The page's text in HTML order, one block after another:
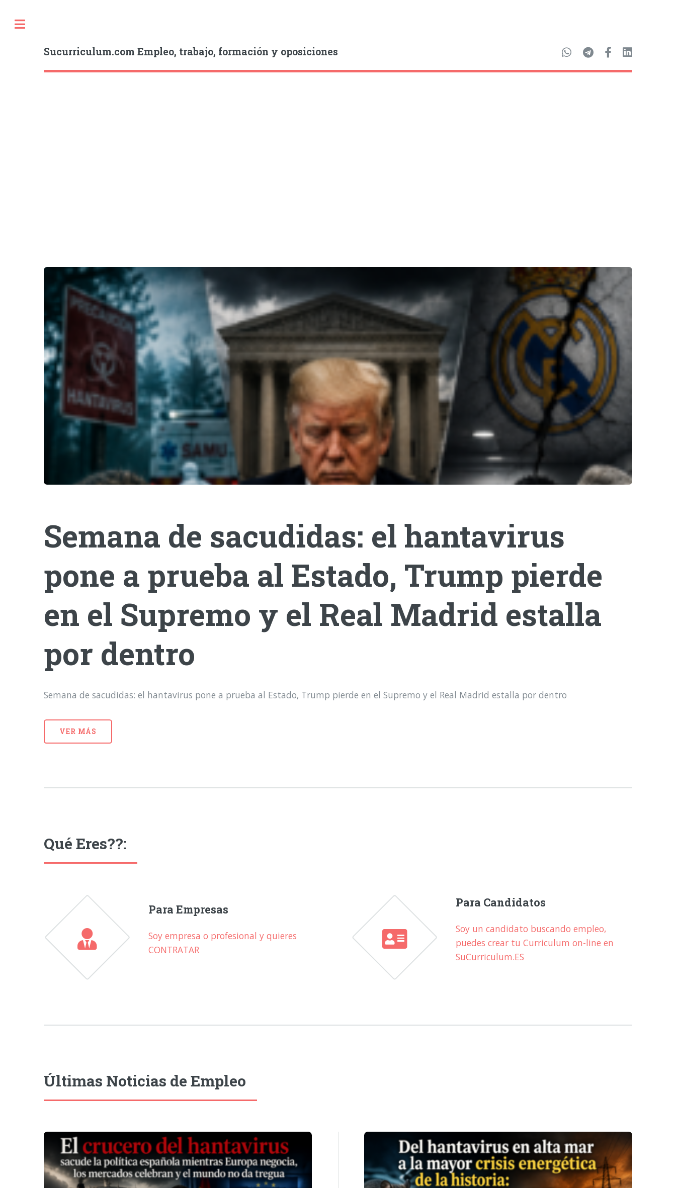
Sucurriculum.com Empleo, trabajo, formación y oposiciones
Semana de sacudidas: el hantavirus
pone a prueba al Estado, Trump pierde
en el Supremo y el Real Madrid estalla
por dentro
Semana de sacudidas: el hantavirus pone a prueba al Estado, Trump pierde en el Supremo y el Real Madrid estalla por dentro
VER MÁS
Qué Eres??:
Para Empresas
Soy empresa o profesional y quieres
CONTRATAR
Para Candidatos
Soy un candidato buscando empleo,
puedes crear tu Curriculum on-line en
SuCurriculum.ES
Últimas Noticias de Empleo